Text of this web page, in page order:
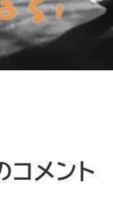
メント